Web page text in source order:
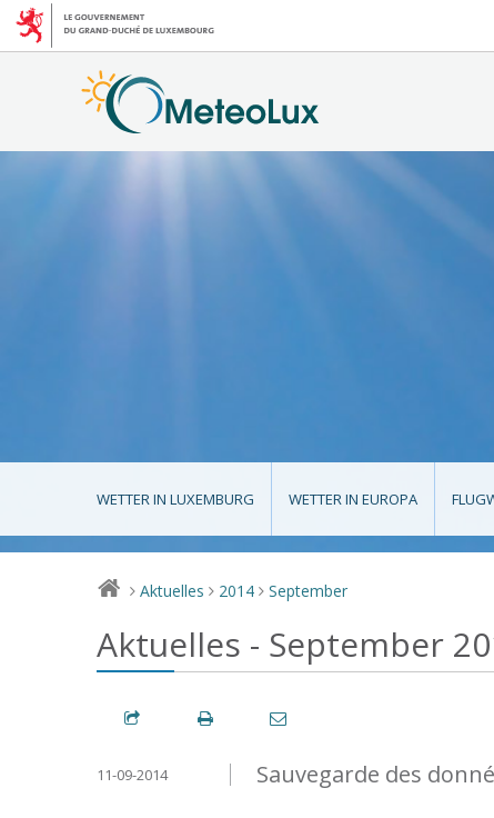
WETTER IN LUXEMBURG WETTER IN EUROPA
> Aktuelles > 2014 > September
Aktuelles - September
Sauvegarde des
11-09-2014